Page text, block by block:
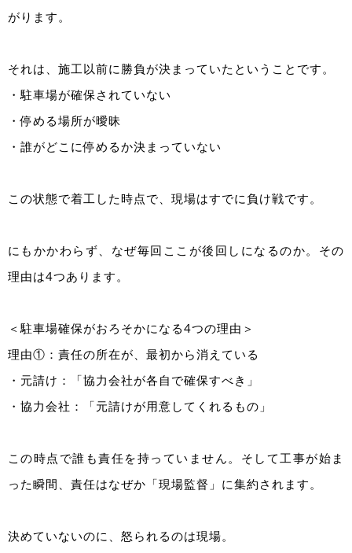
がります。
それは、施工以前に勝負が決まっていたということです。
・駐車場が確保されていない
・停める場所が曖昧
・誰がどこに停めるか決まっていない
この状態で着工した時点で、現場はすでに負け戦です。
にもかかわらず、なぜ毎回ここが後回しになるのか。その
理由は4つあります。
＜駐車場確保がおろそかになる4つの理由＞
理由①：責任の所在が、最初から消えている
・元請け：「協力会社が各自で確保すべき」
・協力会社：「元請けが用意してくれるもの」
この時点で誰も責任を持っていません。そして工事が始ま
った瞬間、責任はなぜか「現場監督」に集約されます。
決めていないのに、怒られるのは現場。